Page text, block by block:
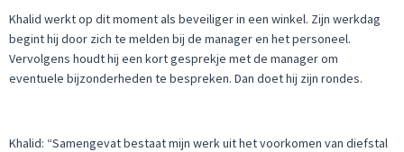
Khalid werkt op dit moment als beveiliger in een winkel. Zijn werkdag
begint hij door zich te melden bij de manager en het personeel.
Vervolgens houdt hij een kort gesprekje met de manager om
eventuele bijzonderheden te bespreken. Dan doet hij zijn rondes.
Khalid: “Samengevat bestaat mijn werk uit het voorkomen van diefstal